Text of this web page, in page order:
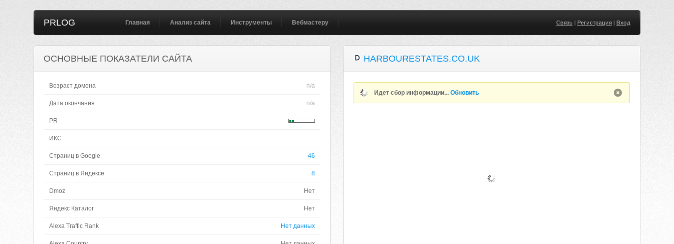
PRLOG Главная Анализ сайта Инструменты Вебмастеру Связь| Регистрация| Вход
ОСНОВНЫЕ ПОКАЗАТЕЛИ САЙТА
Возраст домена n/a
Дата окончания n/a
PR
ИКС
Страниц в Google 46
Страниц в Яндексе 8
Dmoz Нет
Яндекс Каталог Нет
Alexa Traffic Rank Нет данных
HARBOURESTATES.CO.UK
Идет сбор информации...Обновить